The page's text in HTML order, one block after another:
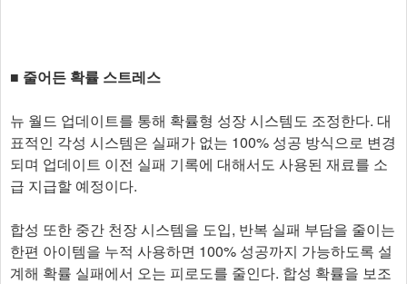
■ 줄어든 확률 스트레스
뉴 월드 업데이트를 통해 확률형 성장 시스템도 조정한다. 대
표적인 각성 시스템은 실패가 없는 100% 성공 방식으로 변경
되며 업데이트 이전 실패 기록에 대해서도 사용된 재료를 소
급 지급할 예정이다.
합성 또한 중간 천장 시스템을 도입, 반복 실패 부담을 줄이는
한편 아이템을 누적 사용하면 100% 성공까지 가능하도록 설
계해 확률 실패에서 오는 피로도를 줄인다. 합성 확률을 보조